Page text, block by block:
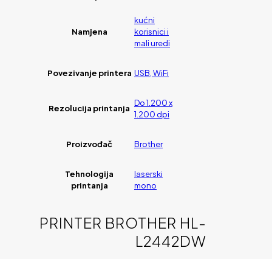
Namjena
kućni
korisnici i
mali uredi
Povezivanje printera USB, WiFi
Rezolucija printanja
Do 1.200 x
1.200 dpi
Proizvođač Brother
Tehnologija
printanja
laserski
mono
PRINTER BROTHER HL-
L2442DW